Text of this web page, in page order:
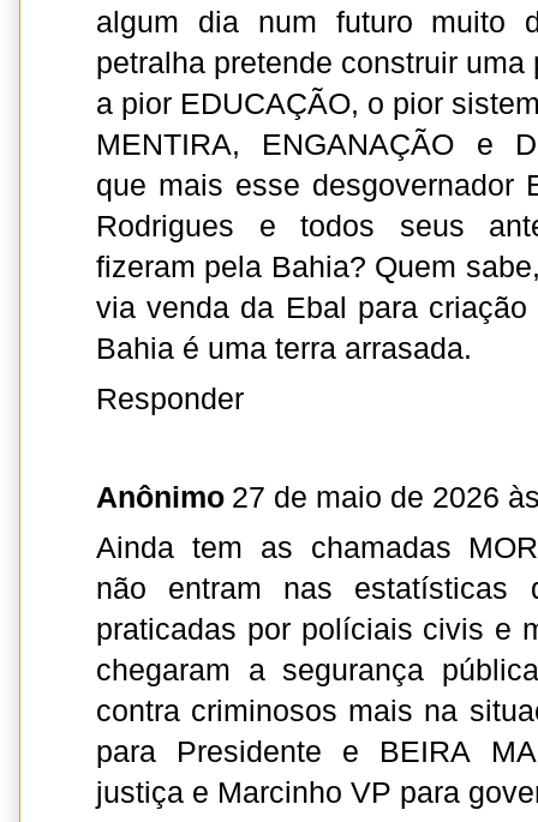
algum dia num futuro muito
petralha pretende construir uma
a pior EDUCAÇÃO, o pior
MENTIRA, ENGANAÇÃO e
que mais esse desgovernador
Rodrigues e todos seus
fizeram pela Bahia? Quem
via venda da Ebal para
Bahia é uma terra arrasada.
Responder
Anônimo 27 de maio de 2026
Ainda tem as chamadas
não entram nas estatísticas
praticadas por políciais civis e
chegaram a segurança
contra criminosos mais na
para Presidente e BEIRA
justiça e Marcinho VP para